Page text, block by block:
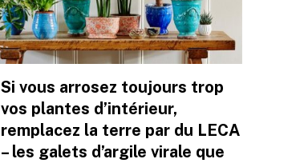
Si vous arrosez toujours trop
vos plantes d’intérieur,
remplacez la terre par du LECA
– les galets d’argile virale que